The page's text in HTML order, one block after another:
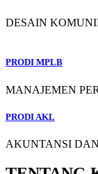
DESAIN
PRODI MPLB
MANAJEMEN
PRODI AKL
AKUNTANSI